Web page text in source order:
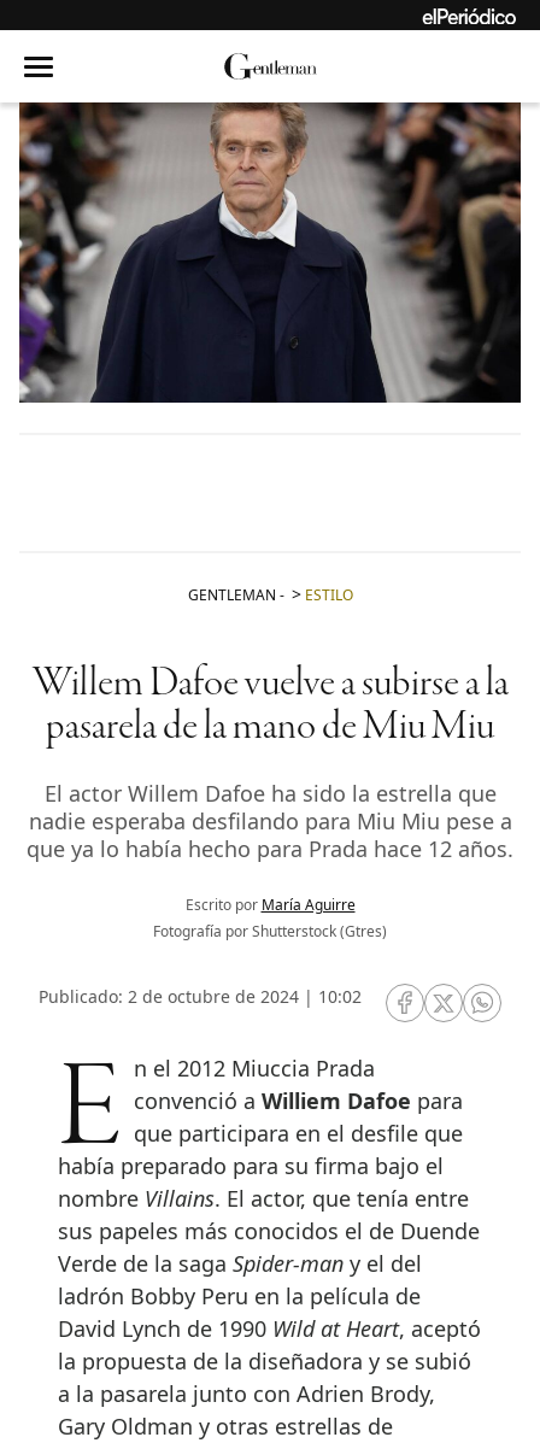
GENTLEMAN - ESTILO
Willem Dafoe vuelve a subirse a la
pasarela de la mano de Miu Miu
El actor Willem Dafoe ha sido la estrella que
nadie esperaba desfilando para Miu Miu pese a
que ya lo había hecho para Prada hace 12 años.
Escrito por María Aguirre
Fotografía por Shutterstock (Gtres)
Publicado: 2 de octubre de 2024 | 10:02
RRSS Facebook
RRSSRRSS
En el 2012 Miuccia Prada convenció aWilliem Dafoe para
que participara en el desfile que
había preparado para su firma bajo el
nombre Villains. El actor, que tenía entre
sus papeles más conocidos el de Duende
Verde de la saga Spider-man y el del
ladrón Bobby Peru en la película de
David Lynch de 1990 Wild at Heart, aceptó
la propuesta de la diseñadora y se subió
a la pasarela junto con Adrien Brody,
Gary Oldman y otras estrellas de